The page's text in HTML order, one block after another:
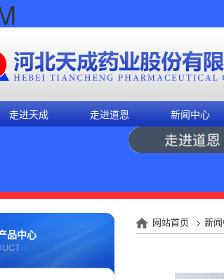
走进天成 走进道恩 新闻中心
品中心
网站首页 > 新